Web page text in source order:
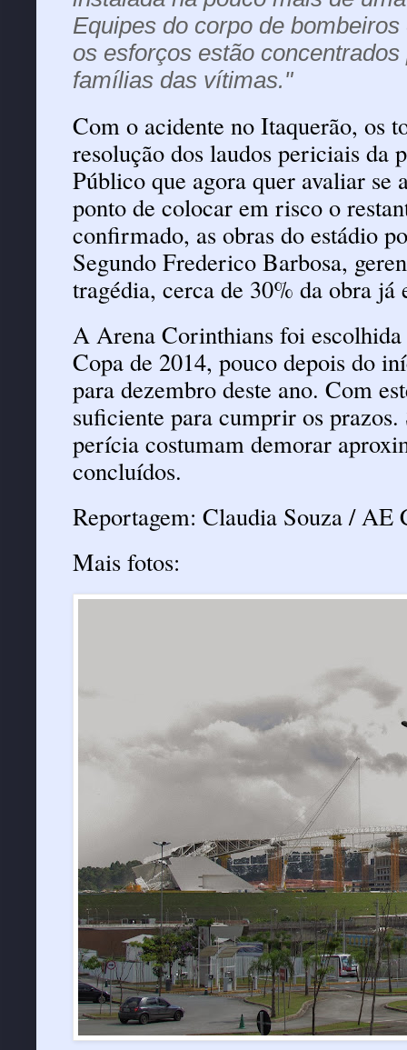
Equipes do corpo de
os esforços estão
famílias das vítimas."
Com o acidente no Itaquerão, os
resolução dos laudos periciais
Público que agora quer avaliar
ponto de colocar em risco o
confirmado, as obras do estádio
Segundo Frederico Barbosa,
tragédia, cerca de 30% da obra já
A Arena Corinthians foi
Copa de 2014, pouco depois do
para dezembro deste ano. Com
suficiente para cumprir os
perícia costumam demorar
concluídos.
Reportagem: Claudia Souza / AE
Mais fotos: